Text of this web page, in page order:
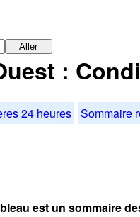
Aller
:
24 heures Sommaire
est un sommaire